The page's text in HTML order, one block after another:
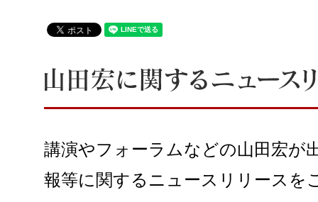
講演やフォーラムなどの山田宏が
報等に関するニュースリリースを